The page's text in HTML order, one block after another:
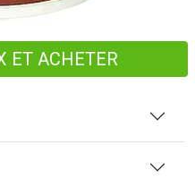
ET ACHETER